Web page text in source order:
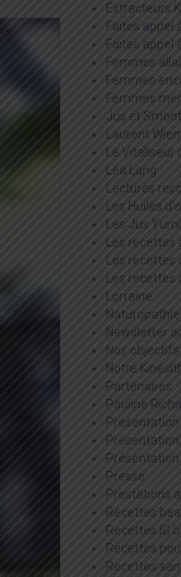
Extracteurs
Faites appel
Faites appel
Femmes
Femmes
Femmes
Jus et
Laurent
Le Vitaliseur
Léa Lang
Lectures
Les Huiles
Les Jus Yumi
Les
Les recettes
Les recettes
Lorraine
Naturopathie
Newsletter
Nos objectifs
Notre
Partenaires
Pauline
Présentation
Presse
Prestations
Recettes
Recettes IG
Recettes
Recettes